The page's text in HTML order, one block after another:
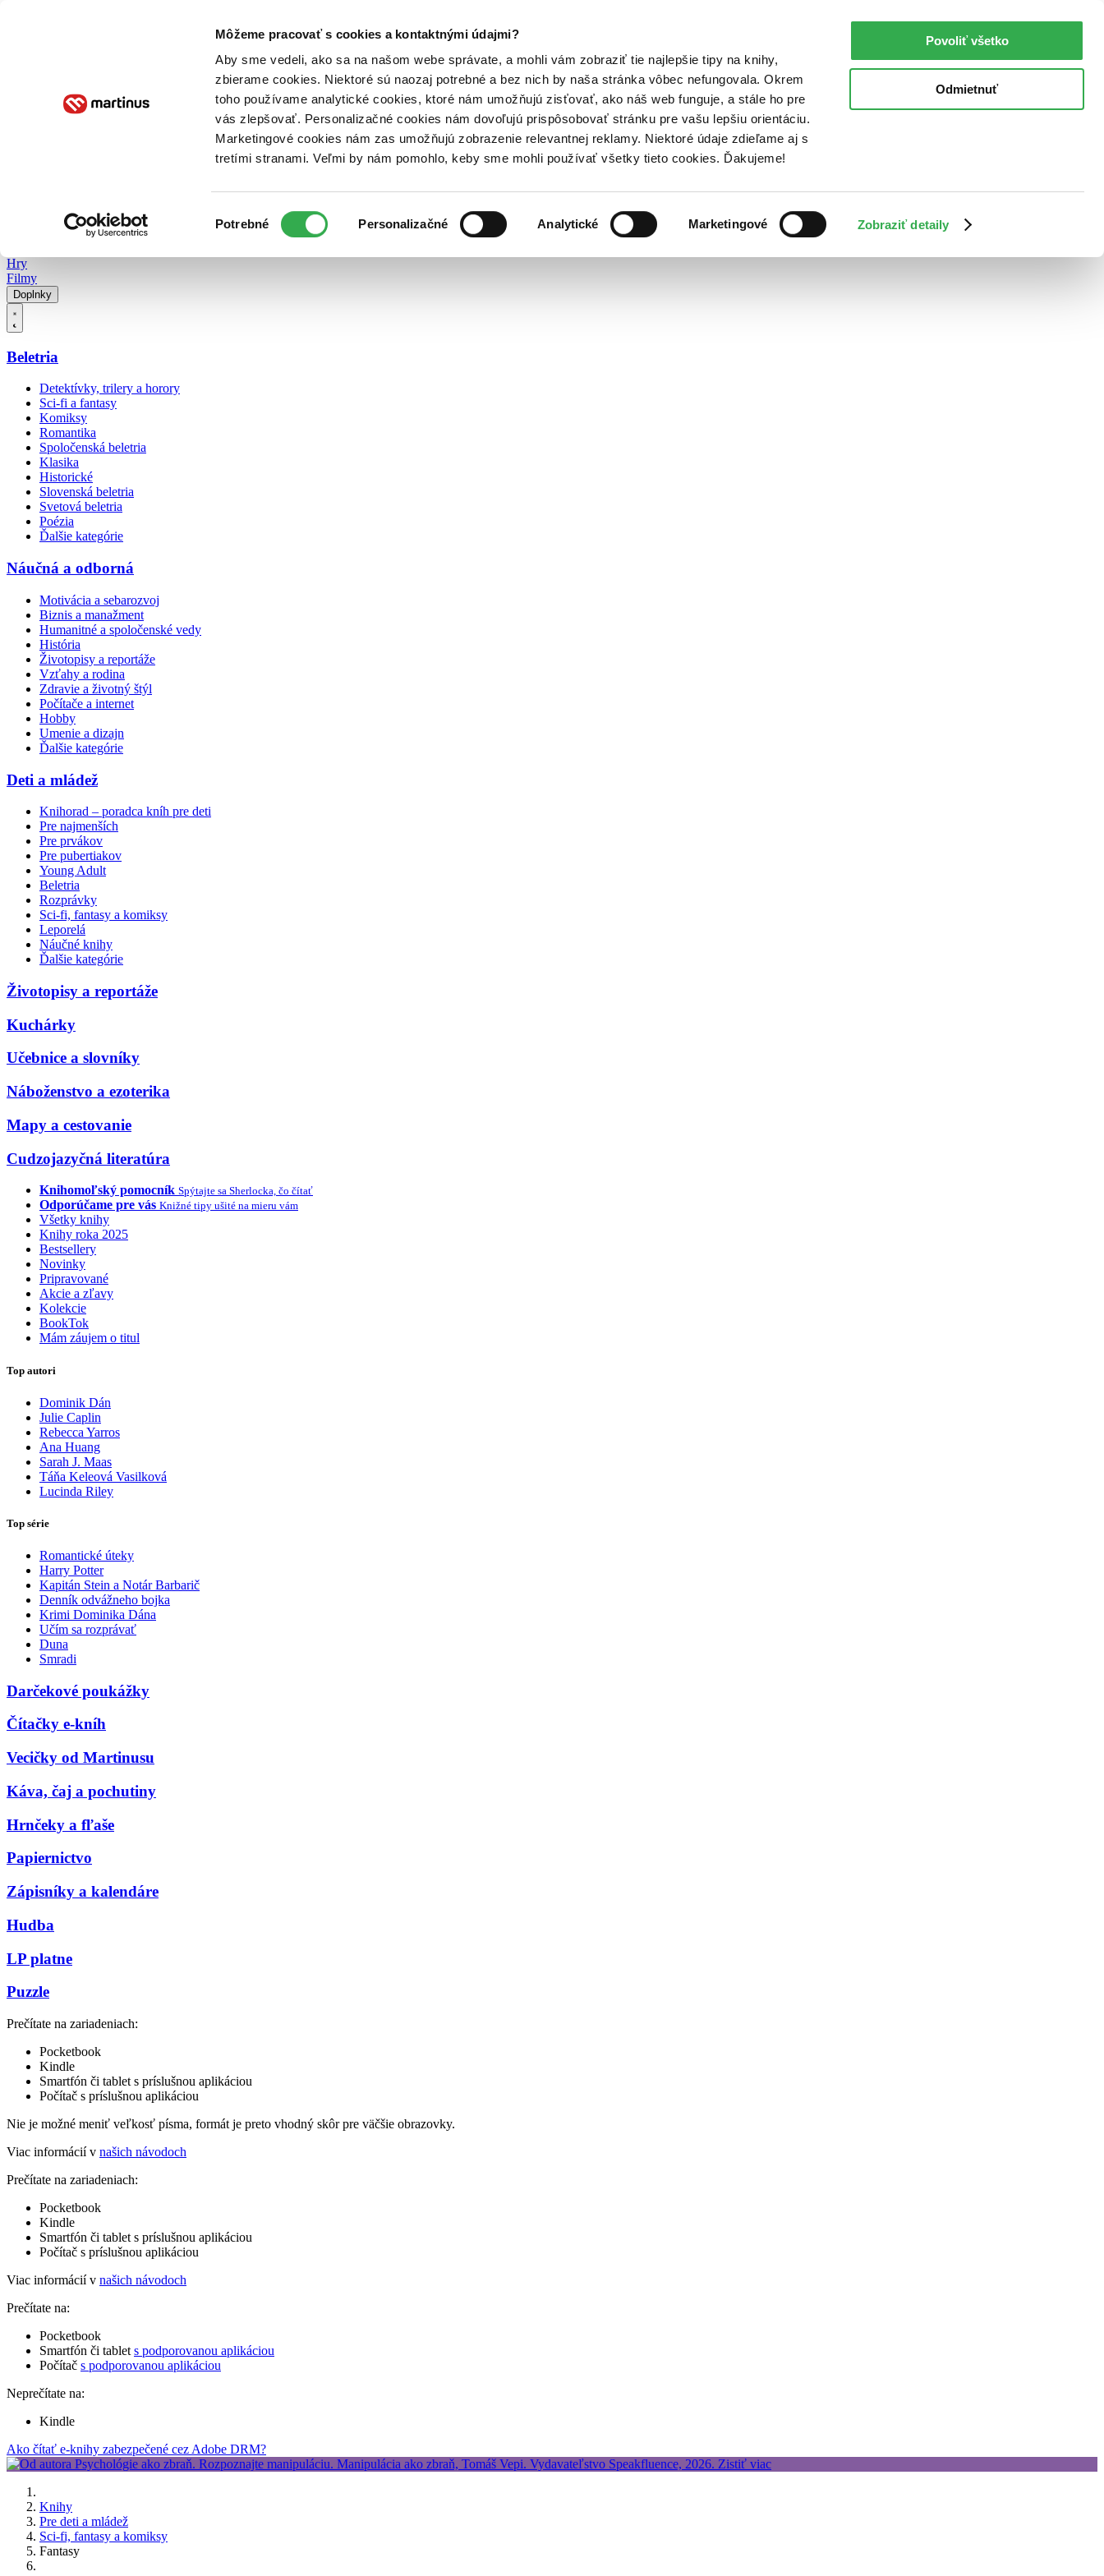
Môžeme pracovať s cookies a kontaktnými údajmi?
Aby sme vedeli, ako sa na našom webe správate, a mohli vám zobraziť tie najlepšie tipy na knihy,
zbierame cookies. Niektoré sú naozaj potrebné a bez nich by naša stránka vôbec nefungovala. Okrem
toho používame analytické cookies, ktoré nám umožňujú zisťovať, ako náš web funguje, a stále ho pre
vás zlepšovať. Personalizačné cookies nám dovoľujú prispôsobovať stránku pre vašu lepšiu orientáciu.
Marketingové cookies nám zas umožňujú zobrazenie relevantnej reklamy. Niektoré údaje zdieľame aj s
tretími stranami. Veľmi by nám pomohlo, keby sme mohli používať všetky tieto cookies. Ďakujeme!
súhlasu
Potrebné Personalizačné Analytické Marketingové Zobraziť detaily
Povoliť všetko
Odmietnuť
Poukážky Kontakt
Hry
Filmy
Doplnky
Beletria
Detektívky, trilery a horory
Sci-fi a fantasy
Komiksy
Romantika
Spoločenská beletria
Klasika
Historické
Slovenská beletria
Svetová beletria
Poézia
Ďalšie kategórie
Náučná a odborná
Motivácia a sebarozvoj
Biznis a manažment
Humanitné a spoločenské vedy
História
Životopisy a reportáže
Vzťahy a rodina
Zdravie a životný štýl
Počítače a internet
Hobby
Umenie a dizajn
Ďalšie kategórie
Deti a mládež
Knihorad – poradca kníh pre deti
Pre najmenších
Pre prvákov
Pre pubertiakov
Young Adult
Beletria
Rozprávky
Sci-fi, fantasy a komiksy
Leporelá
Náučné knihy
Ďalšie kategórie
Životopisy a reportáže
Kuchárky
Učebnice a slovníky
Náboženstvo a ezoterika
Mapy a cestovanie
Cudzojazyčná literatúra
Knihomoľský pomocník Spýtajte sa Sherlocka, čo čítať
Odporúčame pre vás Knižné tipy ušité na mieru vám
Všetky knihy
Knihy roka 2025
Bestsellery
Novinky
Pripravované
Akcie a zľavy
Kolekcie
BookTok
Mám záujem o titul
Top autori
Dominik Dán
Julie Caplin
Rebecca Yarros
Ana Huang
Sarah J. Maas
Táňa Keleová Vasilková
Lucinda Riley
Top série
Romantické úteky
Harry Potter
Kapitán Stein a Notár Barbarič
Denník odvážneho bojka
Krimi Dominika Dána
Učím sa rozprávať
Duna
Smradi
Darčekové poukážky
Čítačky e-kníh
Vecičky od Martinusu
Káva, čaj a pochutiny
Hrnčeky a fľaše
Papiernictvo
Zápisníky a kalendáre
Hudba
LP platne
Puzzle
Prečítate na zariadeniach:
Pocketbook
Kindle
Smartfón či tablet s príslušnou aplikáciou
Počítač s príslušnou aplikáciou
Nie je možné meniť veľkosť písma, formát je preto vhodný skôr pre väčšie obrazovky.
Viac informácií v našich návodoch
Prečítate na zariadeniach:
Pocketbook
Kindle
Smartfón či tablet s príslušnou aplikáciou
Počítač s príslušnou aplikáciou
Viac informácií v našich návodoch
Prečítate na:
Pocketbook
Smartfón či tablet s podporovanou aplikáciou
Počítač s podporovanou aplikáciou
Neprečítate na:
Kindle
Ako čítať e-knihy zabezpečené cez Adobe DRM?
Knihy
Pre deti a mládež
Sci-fi, fantasy a komiksy
Fantasy